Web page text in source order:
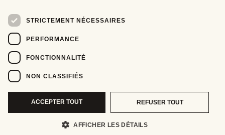
STRICTEMENT NÉCESSAIRES
PERFORMANCE
FONCTIONNALITÉ
NON CLASSIFIÉS
ACCEPTER TOUT REFUSER TOUT
AFFICHER LES DÉTAILS